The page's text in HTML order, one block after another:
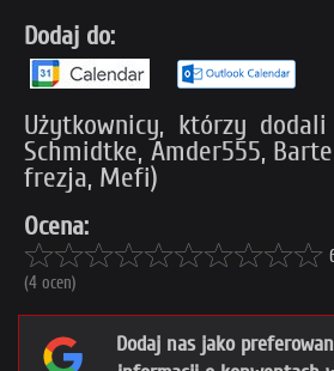
Dodaj do:
Użytkownicy, którzy
Schmidtke, Amder555,
frezja, Mefi)
Ocena:
(4 ocen)
Dodaj nas jako